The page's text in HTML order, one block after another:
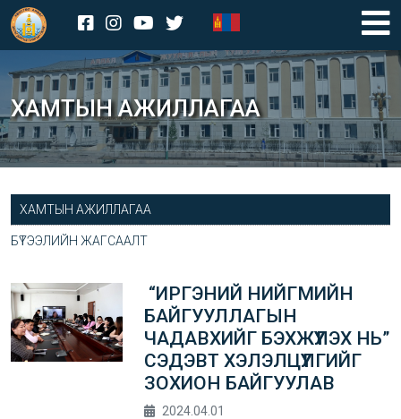
ХАМТЫН АЖИЛЛАГАА
ХАМТЫН АЖИЛЛАГАА
БҮТЭЭЛИЙН ЖАГСААЛТ
“ИРГЭНИЙ НИЙГМИЙН
БАЙГУУЛЛАГЫН
ЧАДАВХИЙГ БЭХЖҮҮЛЭХ НЬ”
СЭДЭВТ ХЭЛЭЛЦҮҮЛГИЙГ
ЗОХИОН БАЙГУУЛАВ
2024.04.01